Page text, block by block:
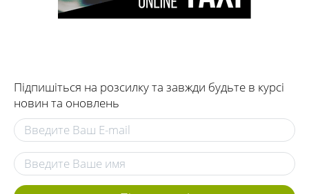
Підпишіться на розсилку та завжди будьте в курсі
новин та оновлень